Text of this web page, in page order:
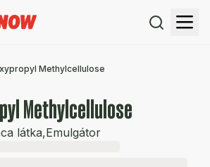
Methylcellulose
Methylcellulose
látka,Emulgátor